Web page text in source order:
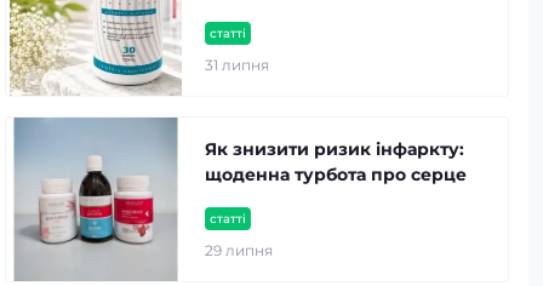
статті
31 липня
статті
29 липня
Як знизити ризик інфаркту:
щоденна турбота про серце